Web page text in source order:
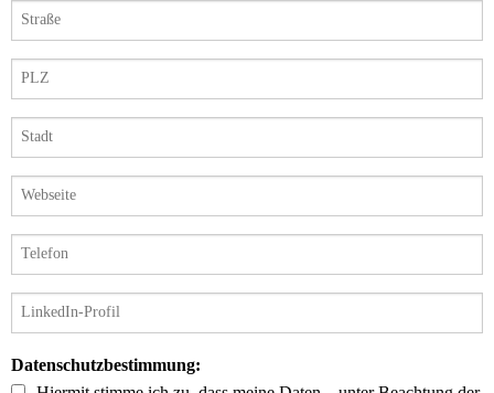
Datenschutzbestimmung: